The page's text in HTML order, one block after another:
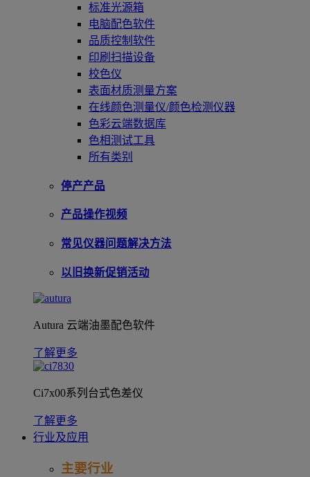
标准光源箱
电脑配色软件
品质控制软件
印刷扫描设备
校色仪
表面材质测量方案
在线颜色测量仪/颜色检测仪器
色彩云端数据库
色相测试工具
所有类别
停产产品
产品操作视频
常见仪器问题解决方法
以旧换新促销活动
Autura 云端油墨配色软件
了解更多
Ci7x00系列台式色差仪
了解更多
行业及应用
主要行业